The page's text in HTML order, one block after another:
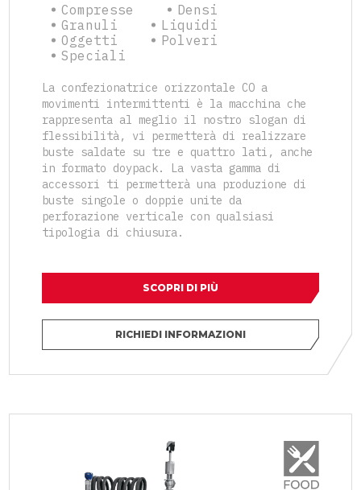
Compresse
Densi
Granuli
Liquidi
Oggetti
Polveri
Speciali
La confezionatrice orizzontale CO a
movimenti intermittenti è la macchina che
rappresenta al meglio il nostro slogan di
flessibilità, vi permetterà di realizzare
buste saldate su tre e quattro lati, anche
in formato doypack. La vasta gamma di
accessori ti permetterà una produzione di
buste singole o doppie unite da
perforazione verticale con qualsiasi
tipologia di chiusura.
SCOPRI DI PIÙ
RICHIEDI INFORMAZIONI